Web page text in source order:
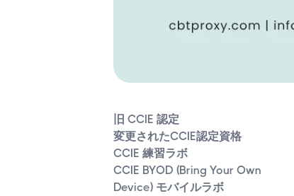
旧 CCIE 認定
変更されたCCIE認定資格
CCIE 練習ラボ
CCIE BYOD (Bring Your Own
Device) モバイルラボ